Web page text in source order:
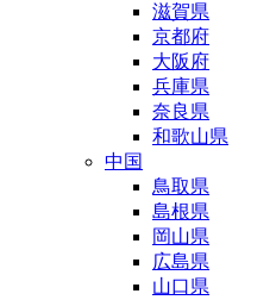
滋賀県
京都府
大阪府
兵庫県
奈良県
和歌山県
中国
鳥取県
島根県
岡山県
広島県
山口県